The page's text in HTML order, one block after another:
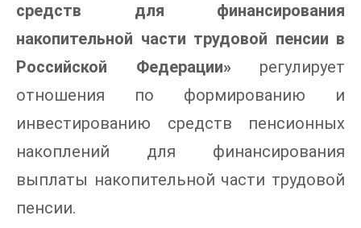
средств для финансирования
накопительной части трудовой пенсии в
Российской Федерации» регулирует
отношения по формированию и
инвестированию средств пенсионных
накоплений для финансирования
выплаты накопительной части трудовой
пенсии.